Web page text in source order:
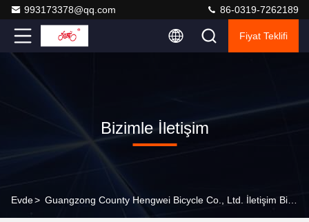
993173378@qq.com 86-0319-7262189
Fiyat Teklifi
Bizimle İletişim
Evde>